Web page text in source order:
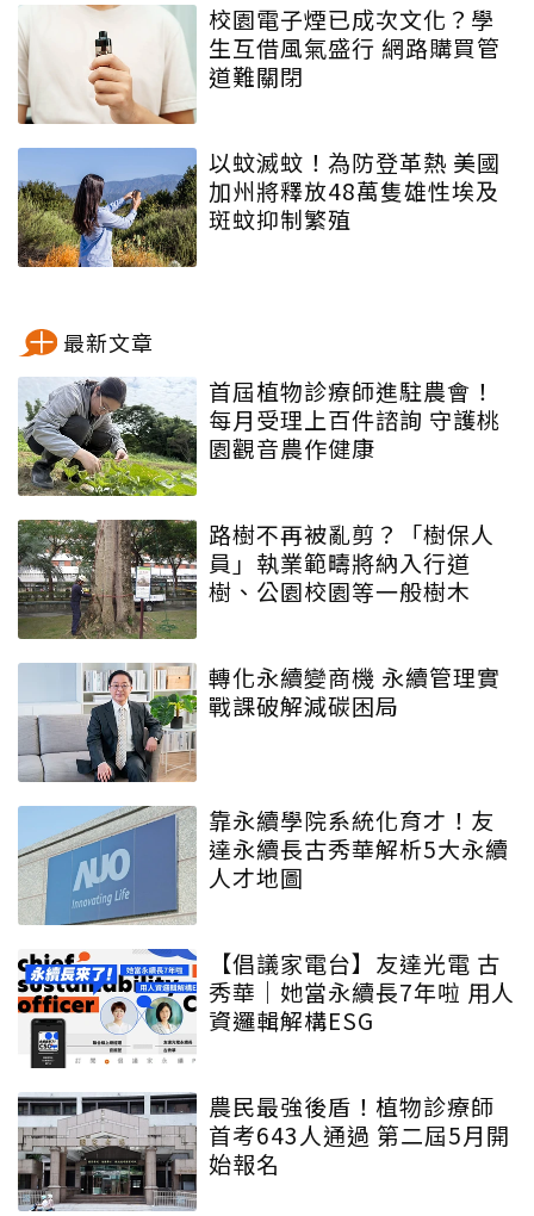
校園電子煙已成次文化？學
生互借風氣盛行 網路購買管
道難關閉
以蚊滅蚊！為防登革熱 美國
加州將釋放48萬隻雄性埃及
斑蚊抑制繁殖
最新文章
首屆植物診療師進駐農會！
每月受理上百件諮詢 守護桃
園觀音農作健康
路樹不再被亂剪？「樹保人
員」執業範疇將納入行道
樹、公園校園等一般樹木
轉化永續變商機 永續管理實
戰課破解減碳困局
靠永續學院系統化育才！友
達永續長古秀華解析5大永續
人才地圖
【倡議家電台】友達光電 古
秀華｜她當永續長7年啦 用人
資邏輯解構ESG
農民最強後盾！植物診療師
首考643人通過 第二屆5月開
始報名